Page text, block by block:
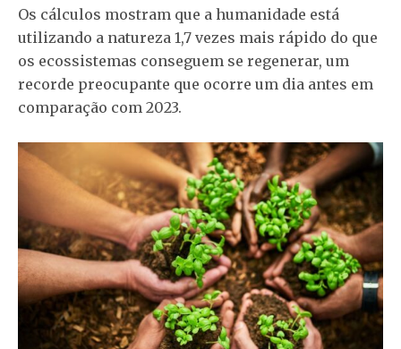
Os cálculos mostram que a humanidade está
utilizando a natureza 1,7 vezes mais rápido do que
os ecossistemas conseguem se regenerar, um
recorde preocupante que ocorre um dia antes em
comparação com 2023.